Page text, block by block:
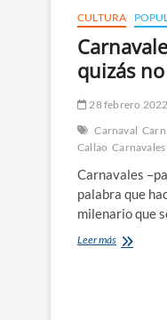
CULTURA
quizás
28 febrero 2022
Carnaval
Callao
Carnavales
palabra que
milenario que
Leer másCarnavales